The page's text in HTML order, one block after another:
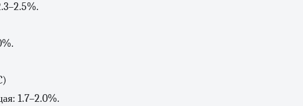
1.7–2.0%.